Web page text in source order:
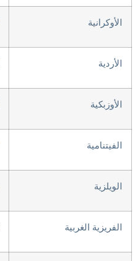
الأوكرانية
الأردية
الأوزبكية
الفيتنامية
الويلزية
الفريزية الغربية